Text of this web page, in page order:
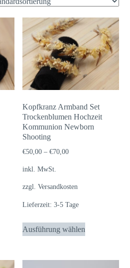
Kopfkranz Armband Set
Trockenblumen Hochzeit
Kommunion Newborn
Shooting
€50,00 –€70,00
inkl. MwSt.
zzgl.Versandkosten
Lieferzeit:3-5 Tage
Ausführung wählen
Dieses
Produkt
mehrere